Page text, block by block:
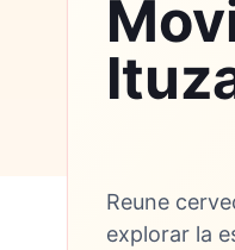
Reune
explorar la